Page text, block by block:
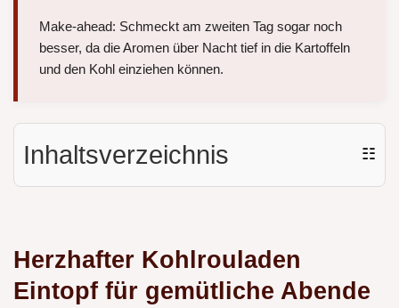
Make-ahead: Schmeckt am zweiten Tag sogar noch
besser, da die Aromen über Nacht tief in die Kartoffeln
und den Kohl einziehen können.
Inhaltsverzeichnis ☷
Herzhafter Kohlrouladen
Eintopf für gemütliche Abende